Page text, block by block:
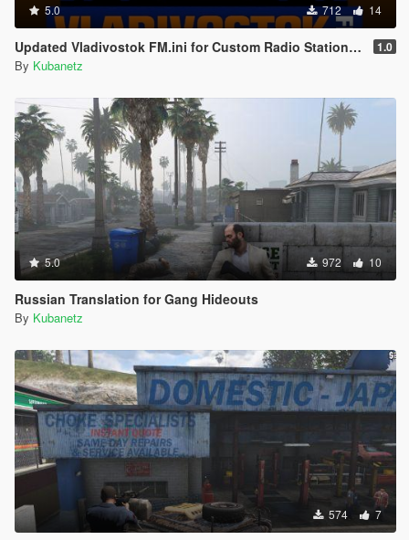
5.0 712 14
Updated Vladivostok FM.ini for Custom Radio Stations by stillhere 1.0
By Kubanetz
5.0 972 10
Russian Translation for Gang Hideouts
By Kubanetz
574 7